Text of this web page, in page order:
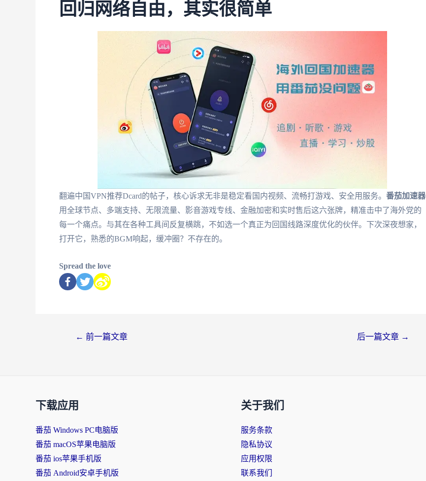
回归网络自由，其实很简单
翻遍中国VPN推荐Dcard的帖子，核心诉求无非是稳定看国内视频、流畅打游戏、安全用服务。 番茄加速器
用全球节点、多端支持、无限流量、影音游戏专线、金融加密和实时售后这六张牌，精准击中了海外党的
每一个痛点。与其在各种工具间反复横跳，不如选一个真正为回国线路深度优化的伙伴。下次深夜想家，
打开它，熟悉的BGM响起，缓冲圈？不存在的。
Spread the love
← 前一篇文章 后一篇文章 →
下载应用
番茄 Windows PC电脑版
番茄 macOS苹果电脑版
番茄 ios苹果手机版
番茄 Android安卓手机版
关于我们
服务条款
隐私协议
应用权限
联系我们